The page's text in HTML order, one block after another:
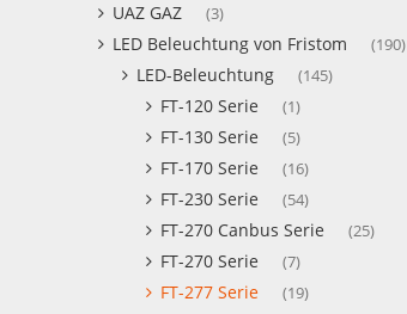
UAZ GAZ (3)
LED Beleuchtung von Fristom (190)
LED-Beleuchtung (145)
FT-120 Serie (1)
FT-130 Serie (5)
FT-170 Serie (16)
FT-230 Serie (54)
FT-270 Canbus Serie (25)
FT-270 Serie (7)
FT-277 Serie (19)